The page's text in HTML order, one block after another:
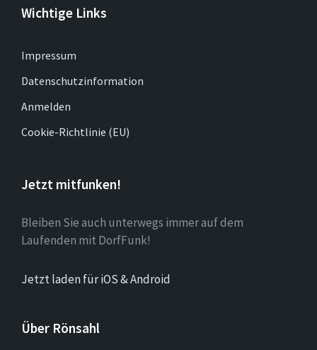
Wichtige Links
Impressum
Datenschutzinformation
Anmelden
Cookie-Richtlinie (EU)
Jetzt mitfunken!
Bleiben Sie auch unterwegs immer auf dem
Laufenden mit DorfFunk!
Jetzt laden für iOS & Android
Über Rönsahl